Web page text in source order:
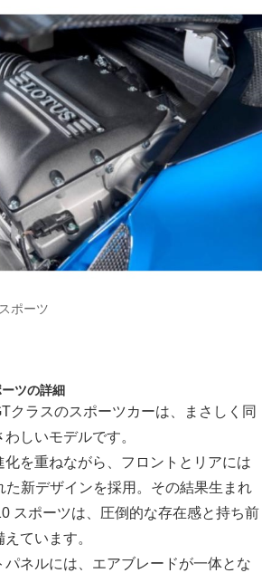
ポーツ
ツの詳細
クラスのスポーツカーは、まさしく同
しいモデルです。
を重ねながら、フロントとリアには
た新デザインを採用。その結果生まれ
スポーツは、圧倒的な存在感と持ち前
ています。
ネルには、エアブレードが一体とな